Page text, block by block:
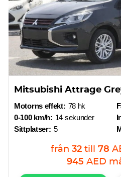
Mitsubishi Attrage
Motorns effekt: 78 hk
0-100 km/h: 14 sekunder
Sittplatser: 5
från 32 till 78
945 AED